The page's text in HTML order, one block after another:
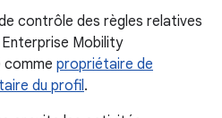
contrôle des règles relatives
Mobility
comme propriétaire de
du profil.